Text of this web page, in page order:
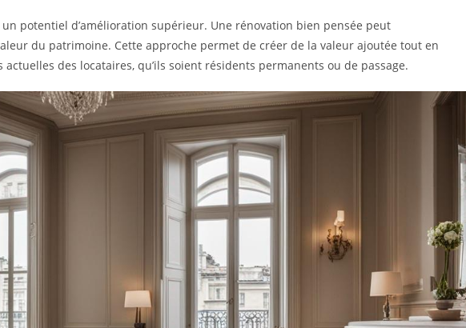
potentiel d’amélioration supérieur. Une rénovation bien pensée peut
du patrimoine. Cette approche permet de créer de la valeur ajoutée tout en
des locataires, qu’ils soient résidents permanents ou de passage.